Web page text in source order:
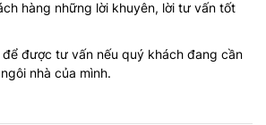
hàng những lời khuyên, lời tư vấn tốt
để được tư vấn nếu quý khách đang cần
nhà của mình.